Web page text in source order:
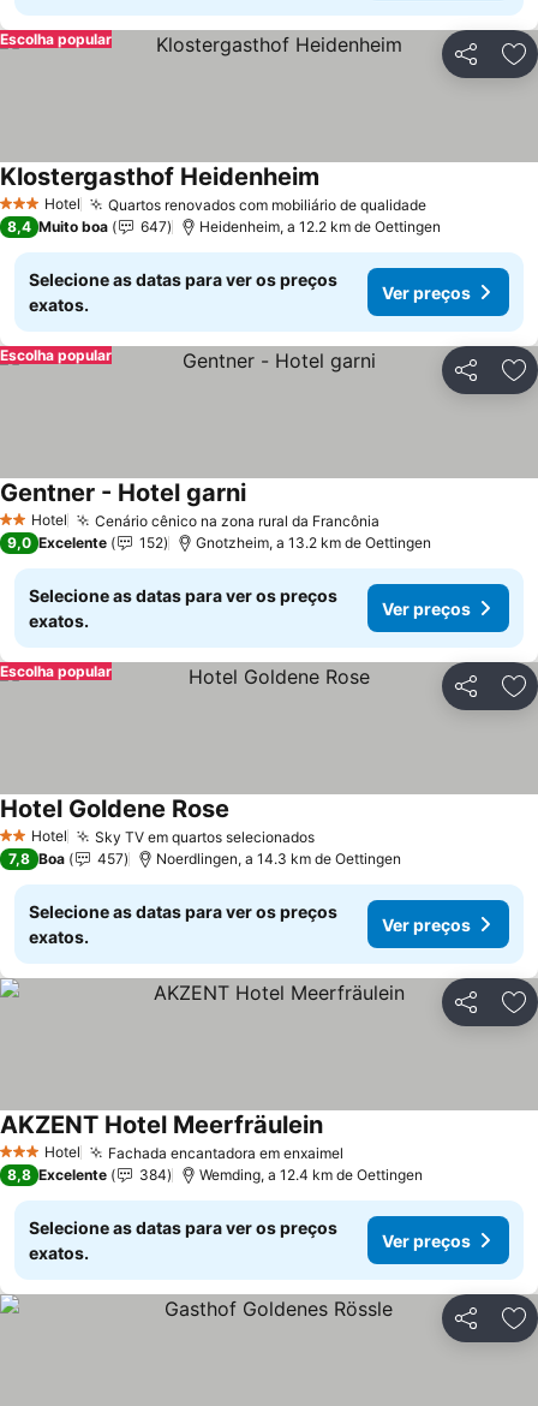
Partilhar
Escolha popular
3 EstrelasHotel Quartos renovados com mobiliário de qualidade
Klostergasthof Heidenheim
8,4 Muito boa 647 Heidenheim, a 12.2 km de Oettingen
Selecione as datas para ver os preços
exatos.
Ver preços
Partilhar
Escolha popular
2 Estrelas
Hotel Cenário cênico na zona rural da Francônia
Gentner - Hotel garni
9,0 Excelente 152 Gnotzheim, a 13.2 km de Oettingen
Selecione as datas para ver os preços
exatos.
Ver preços
Partilhar
Escolha popular
2 Estrelas
Hotel Sky TV em quartos selecionados
Hotel Goldene Rose
7,8 Boa 457 Noerdlingen, a 14.3 km de Oettingen
Selecione as datas para ver os preços
exatos.
Ver preços
Partilhar
3 EstrelasHotel Fachada encantadora em enxaimel
AKZENT Hotel Meerfräulein
8,8 Excelente 384 Wemding, a 12.4 km de Oettingen
Selecione as datas para ver os preços
exatos.
Ver preços
Partilhar